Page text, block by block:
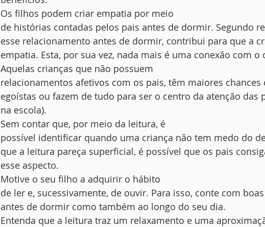
Os filhos podem criar empatia por meio
de histórias contadas pelos pais antes de dormir. Segundo
esse relacionamento antes de dormir, contribui para que a
empatia. Esta, por sua vez, nada mais é uma conexão com o
Aquelas crianças que não possuem
relacionamentos afetivos com os pais, têm maiores chances
egoístas ou fazem de tudo para ser o centro da atenção das
na escola).
Sem contar que, por meio da leitura, é
possível identificar quando uma criança não tem medo do
que a leitura pareça superficial, é possível que os pais
esse aspecto.
Motive o seu filho a adquirir o hábito
de ler e, sucessivamente, de ouvir. Para isso, conte com
antes de dormir como também ao longo do seu dia.
Entenda que a leitura traz um relaxamento e uma